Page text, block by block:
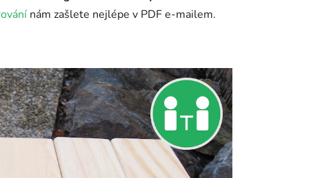
nám zašlete nejlépe v PDF e-mailem.